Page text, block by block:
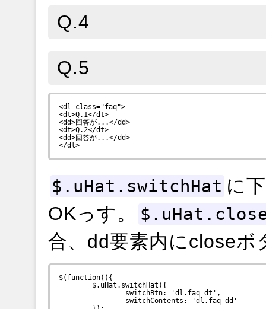
Q.4
Q.5
<dl class="faq">
<dt>Q.1</dt>
<dd>回答が...</dd>
<dt>Q.2</dt>
<dd>回答が...</dd>
$.uHat.switchHat に
OKっす。
合、dd要素内にcloseボ
$(function(){